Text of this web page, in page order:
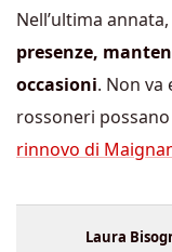
Nell’ultima annata,
presenze,
occasioni. Non va
rossoneri
rinnovo di
Laura